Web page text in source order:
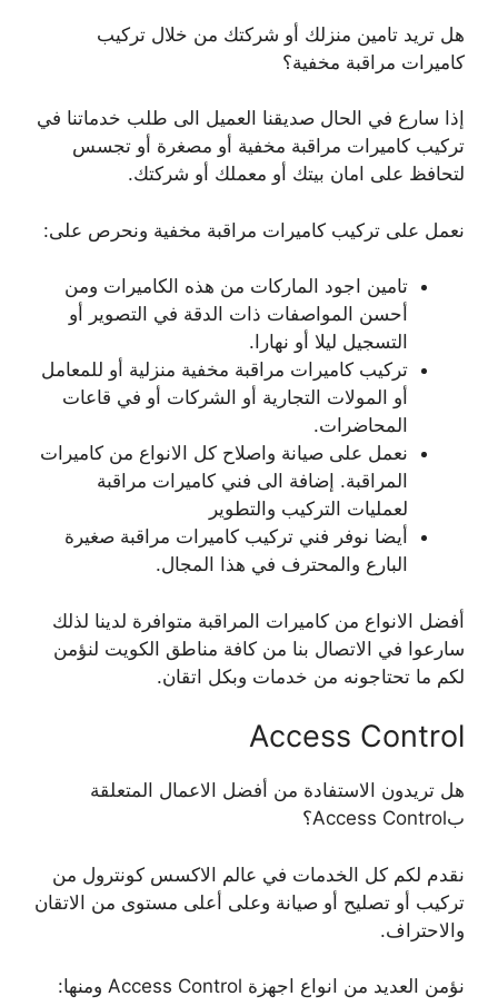
هل تريد تامين منزلك أو شركتك من خلال تركيب
كاميرات مراقبة مخفية؟
إذا سارع في الحال صديقنا العميل الى طلب خدماتنا في
تركيب كاميرات مراقبة مخفية أو مصغرة أو تجسس
لتحافظ على امان بيتك أو معملك أو شركتك.
نعمل على تركيب كاميرات مراقبة مخفية ونحرص على:
تامين اجود الماركات من هذه الكاميرات ومن
أحسن المواصفات ذات الدقة في التصوير أو
التسجيل ليلا أو نهارا.
تركيب كاميرات مراقبة مخفية منزلية أو للمعامل
أو المولات التجارية أو الشركات أو في قاعات
المحاضرات.
نعمل على صيانة واصلاح كل الانواع من كاميرات
المراقبة. إضافة الى فني كاميرات مراقبة
لعمليات التركيب والتطوير
أيضا نوفر فني تركيب كاميرات مراقبة صغيرة
البارع والمحترف في هذا المجال.
أفضل الانواع من كاميرات المراقبة متوافرة لدينا لذلك
سارعوا في الاتصال بنا من كافة مناطق الكويت لنؤمن
لكم ما تحتاجونه من خدمات وبكل اتقان.
Access Control
هل تريدون الاستفادة من أفضل الاعمال المتعلقة
بAccess Control؟
نقدم لكم كل الخدمات في عالم الاكسس كونترول من
تركيب أو تصليح أو صيانة وعلى أعلى مستوى من الاتقان
والاحتراف.
نؤمن العديد من انواع اجهزة Access Control ومنها: